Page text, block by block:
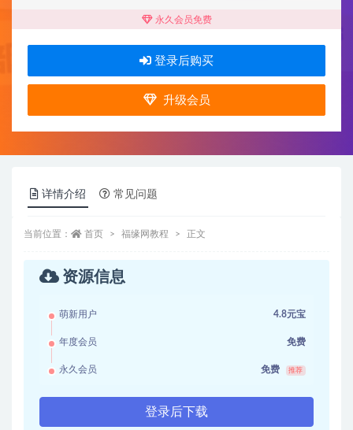
永久会员免费
登录后购买
升级会员
详情介绍 常见问题
当前位置： 首页 福缘网教程 正文
资源信息
萌新用户 4.8元宝
年度会员 免费
永久会员 免费 推荐
登录后下载